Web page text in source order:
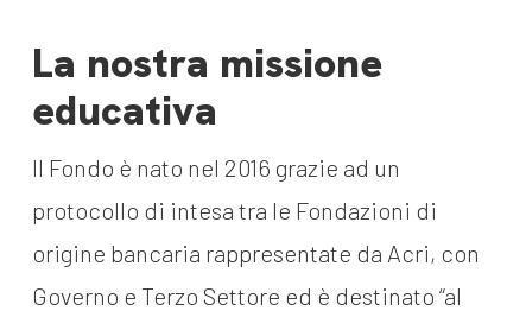
La nostra missione
educativa
Il Fondo è nato nel 2016 grazie ad un
protocollo di intesa tra le Fondazioni di
origine bancaria rappresentate da Acri, con
Governo e Terzo Settore ed è destinato “al